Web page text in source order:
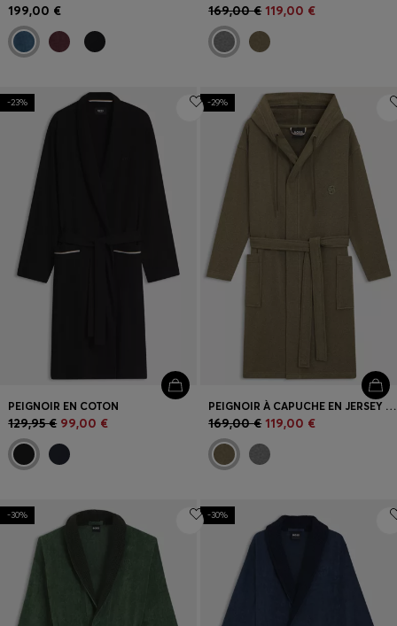
199,00 € 169,00 € 119,00 €
-23%
PEIGNOIR EN COTON
129,95 € 99,00 €
-29%
PEIGNOIR À CAPUCHE EN JERSEY DE COTON AVEC MONOGRAMME DOUBLE B
169,00 € 119,00 €
-30% -30%